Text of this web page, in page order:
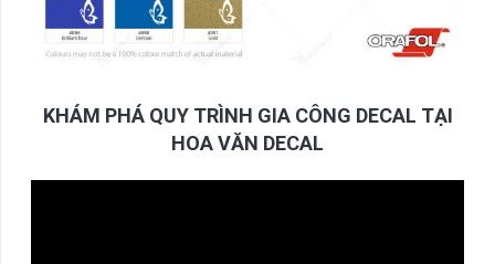
KHÁM PHÁ QUY TRÌNH GIA CÔNG DECAL TẠI
HOA VĂN DECAL